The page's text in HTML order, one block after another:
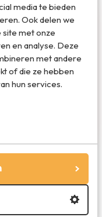
media te bieden
Ook delen we
met onze
en analyse. Deze
met andere
of die ze hebben
hun services.